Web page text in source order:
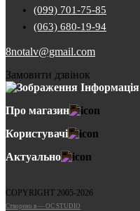
(099) 701-75-85
(063) 680-19-94
8notalv@gmail.com
Замовити дзвінок
Інформація
Про магазин
Користувачі
Актуально
COPYRIGHT 2005-2026
Cтворено в — OC STUDIO